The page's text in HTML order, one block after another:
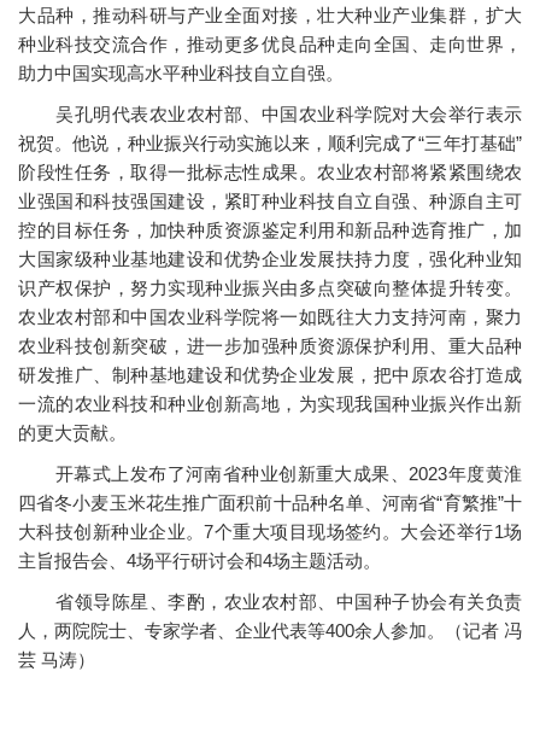
大品种，推动科研与产业全面对接，壮大种业产业集群，扩大
种业科技交流合作，推动更多优良品种走向全国、走向世界，
助力中国实现高水平种业科技自立自强。
吴孔明代表农业农村部、中国农业科学院对大会举行表示
祝贺。他说，种业振兴行动实施以来，顺利完成了“三年打基础”
阶段性任务，取得一批标志性成果。农业农村部将紧紧围绕农
业强国和科技强国建设，紧盯种业科技自立自强、种源自主可
控的目标任务，加快种质资源鉴定利用和新品种选育推广，加
大国家级种业基地建设和优势企业发展扶持力度，强化种业知
识产权保护，努力实现种业振兴由多点突破向整体提升转变。
农业农村部和中国农业科学院将一如既往大力支持河南，聚力
农业科技创新突破，进一步加强种质资源保护利用、重大品种
研发推广、制种基地建设和优势企业发展，把中原农谷打造成
一流的农业科技和种业创新高地，为实现我国种业振兴作出新
的更大贡献。
开幕式上发布了河南省种业创新重大成果、2023年度黄淮
四省冬小麦玉米花生推广面积前十品种名单、河南省“育繁推”十
大科技创新种业企业。7个重大项目现场签约。大会还举行1场
主旨报告会、4场平行研讨会和4场主题活动。
省领导陈星、李酌，农业农村部、中国种子协会有关负责
人，两院院士、专家学者、企业代表等400余人参加。（记者 冯
芸 马涛）